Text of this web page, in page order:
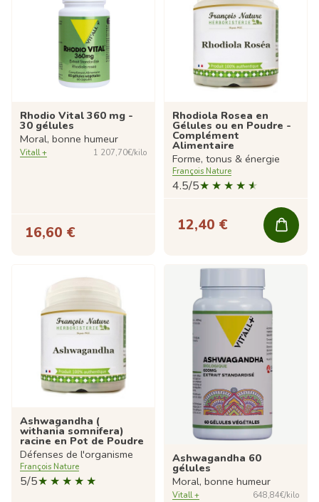
Rhodio Vital 360 mg -
30 gélules
Moral, bonne humeur
Vitall + 1 207,70€/kilo
16,60 €
Rhodiola Rosea en
Gélules ou en Poudre -
Complément
Alimentaire
Forme, tonus & énergie
François Nature
4.5/5
12,40 €
Ashwagandha (
withania somnifera)
racine en Pot de Poudre
Défenses de l'organisme
François Nature
5/5
Ashwagandha 60
gélules
Moral, bonne humeur
Vitall + 648,84€/kilo